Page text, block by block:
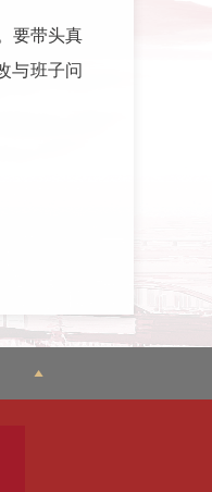
要带头真
与班子问